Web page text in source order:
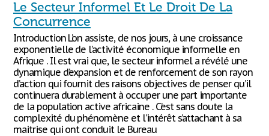
Le Secteur Informel Et Le Droit De La
Concurrence
Introduction L’on assiste, de nos jours, à une croissance
exponentielle de l’activité économique informelle en
Afrique . Il est vrai que, le secteur informel a révélé une
dynamique d’expansion et de renforcement de son rayon
d’action qui fournit des raisons objectives de penser qu’il
continuera durablement à occuper une part importante
de la population active africaine . C’est sans doute la
complexité du phénomène et l’intérêt s’attachant à sa
maitrise qui ont conduit le Bureau